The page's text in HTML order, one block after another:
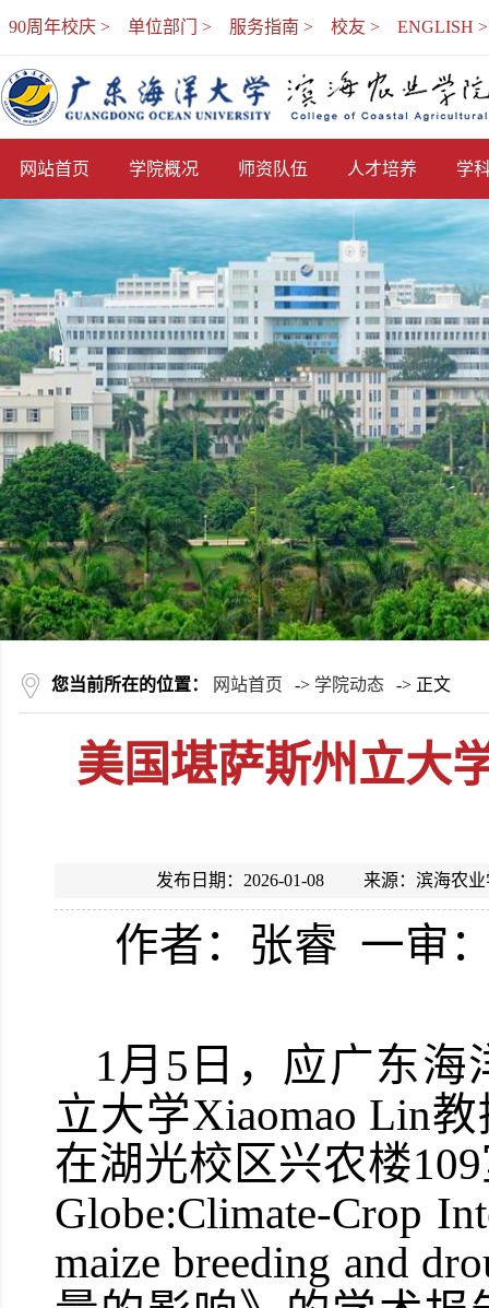
90周年校庆 > 单位部门 > 服务指南 > 校友 > ENGLISH >
网站首页 学院概况 师资队伍 人才培养 学
您当前所在的位置： 网站首页 -> 学院动态 -> 正文
美国堪萨斯州立大
发布日期：2026-01-08 来源：滨海农
作者：张睿 一审
1月5日，应广东
立大学Xiaomao Lin
在湖光校区兴农楼
Globe:Climate-Crop
maize breeding and